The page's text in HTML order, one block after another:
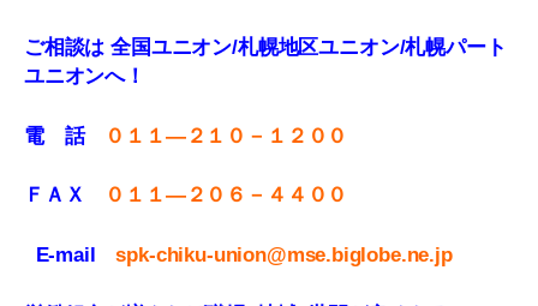
ご相談は 全国ユニオン/札幌地区ユニオン/札幌パート
ユニオンへ！
電 話 ０１１—２１０－１２００
ＦＡＸ ０１１—２０６－４４００
E-mailspk-chiku-union@mse.biglobe.ne.jp